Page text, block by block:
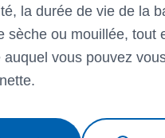
la durée de vie de la
sèche ou mouillée, tout
vous pouvez